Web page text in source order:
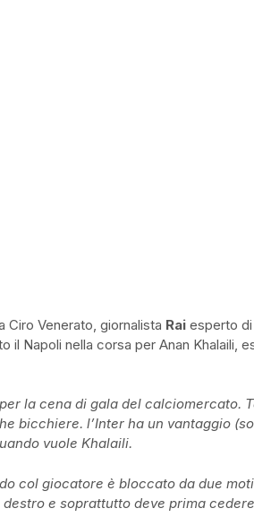
Ciro Venerato, giornalista Rai esperto di
il Napoli nella corsa per Anan Khalaili,
la cena di gala del calciomercato.
bicchiere. l’Inter ha un vantaggio
vuole Khalaili.
col giocatore è bloccato da due
e soprattutto deve prima